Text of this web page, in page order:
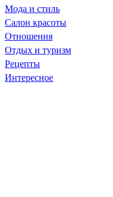
Мода и стиль
Салон красоты
Отношения
Отдых и туризм
Рецепты
Интересное